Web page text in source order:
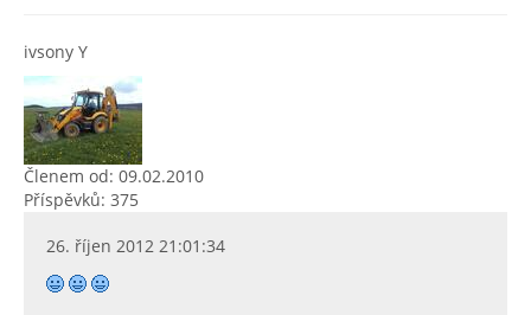
ivsony Y
Členem od: 09.02.2010
Příspěvků: 375
26. říjen 2012 21:01:34